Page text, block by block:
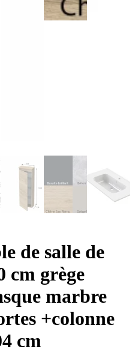
de salle de
cm grège
marbre
+colonne
cm